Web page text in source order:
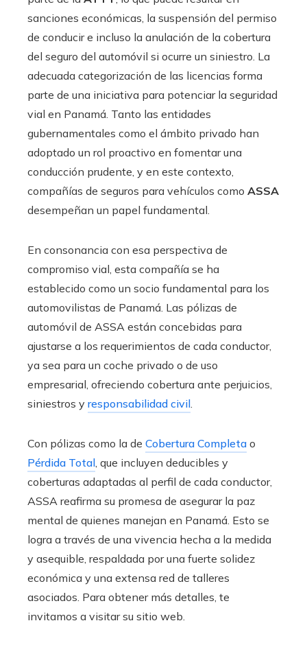
sanciones económicas, la suspensión del permiso
de conducir e incluso la anulación de la cobertura
del seguro del automóvil si ocurre un siniestro. La
adecuada categorización de las licencias forma
parte de una iniciativa para potenciar la seguridad
vial en Panamá. Tanto las entidades
gubernamentales como el ámbito privado han
adoptado un rol proactivo en fomentar una
conducción prudente, y en este contexto,
compañías de seguros para vehículos como ASSA
desempeñan un papel fundamental.
En consonancia con esa perspectiva de
compromiso vial, esta compañía se ha
establecido como un socio fundamental para los
automovilistas de Panamá. Las pólizas de
automóvil de ASSA están concebidas para
ajustarse a los requerimientos de cada conductor,
ya sea para un coche privado o de uso
empresarial, ofreciendo cobertura ante perjuicios,
siniestros y responsabilidad civil
Con pólizas como la de Cobertura Completa o
Pérdida Total , que incluyen deducibles y
coberturas adaptadas al perfil de cada conductor,
ASSA reafirma su promesa de asegurar la paz
mental de quienes manejan en Panamá. Esto se
logra a través de una vivencia hecha a la medida
y asequible, respaldada por una fuerte solidez
económica y una extensa red de talleres
asociados. Para obtener más detalles, te
invitamos a visitar su sitio web.